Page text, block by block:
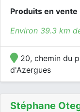
Produits en vente
Environ 39.3 km
20, chemin du
d'Azergues
Stéphane